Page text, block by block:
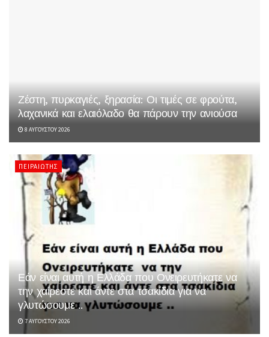
Ζέστη, πυρκαγιές, ξηρασία: Οι τιμές σε φρούτα,
λαχανικά και ελαιόλαδο θα πάρουν την ανιούσα
8 ΑΥΓΟΎΣΤΟΥ 2026
ΠΕΙΡΑΙΏΤΗΣ
Εάν είναι αυτή η Ελλάδα που Ονειρευτήκατε να
την χαίρεστε και άντε στα τσακίδια για να
γλυτώσουμε ..
7 ΑΥΓΟΎΣΤΟΥ 2026